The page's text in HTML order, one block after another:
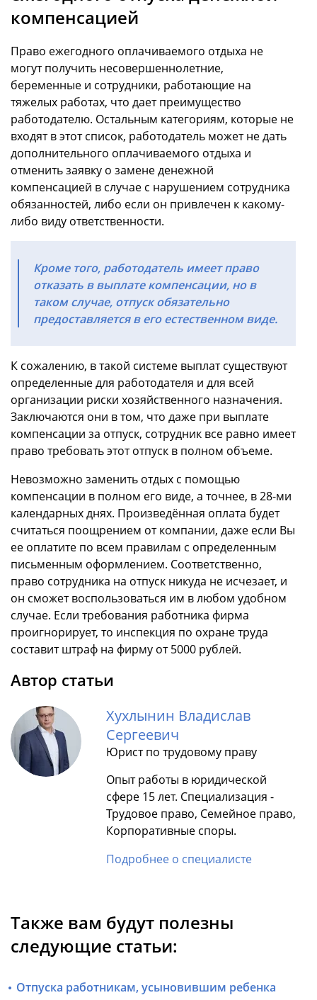
компенсацией
Право ежегодного оплачиваемого отдыха не
могут получить несовершеннолетние,
беременные и сотрудники, работающие на
тяжелых работах, что дает преимущество
работодателю. Остальным категориям, которые не
входят в этот список, работодатель может не дать
дополнительного оплачиваемого отдыха и
отменить заявку о замене денежной
компенсацией в случае с нарушением сотрудника
обязанностей, либо если он привлечен к какому-
либо виду ответственности.
Кроме того, работодатель имеет право
отказать в выплате компенсации, но в
таком случае, отпуск обязательно
предоставляется в его естественном виде.
К сожалению, в такой системе выплат существуют
определенные для работодателя и для всей
организации риски хозяйственного назначения.
Заключаются они в том, что даже при выплате
компенсации за отпуск, сотрудник все равно имеет
право требовать этот отпуск в полном объеме.
Невозможно заменить отдых с помощью
компенсации в полном его виде, а точнее, в 28-ми
календарных днях. Произведённая оплата будет
считаться поощрением от компании, даже если Вы
ее оплатите по всем правилам с определенным
письменным оформлением. Соответственно,
право сотрудника на отпуск никуда не исчезает, и
он сможет воспользоваться им в любом удобном
случае. Если требования работника фирма
проигнорирует, то инспекция по охране труда
составит штраф на фирму от 5000 рублей.
Автор статьи
Хухлынин Владислав
Сергеевич
Юрист по трудовому праву
Опыт работы в юридической
сфере 15 лет. Специализация -
Трудовое право, Семейное право,
Корпоративные споры.
Подробнее о специалисте
Также вам будут полезны
следующие статьи:
Отпуска работникам, усыновившим ребенка